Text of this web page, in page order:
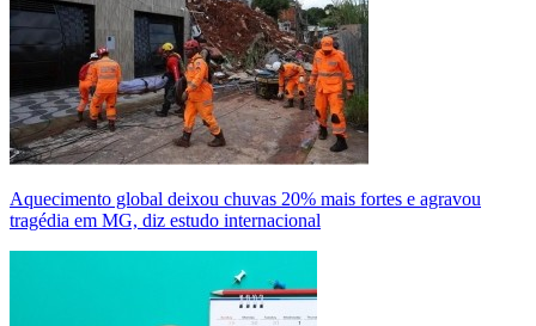
Aquecimento global deixou chuvas 20% mais fortes e agravou
tragédia em MG, diz estudo internacional